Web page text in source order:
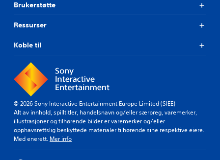
Brukerstøtte
Ressurser
Koble til
© 2026 Sony Interactive Entertainment Europe Limited (SIEE)
Alt av innhold, spilltitler, handelsnavn og/eller særpreg, varemerker,
illustrasjoner og tilhørende bilder er varemerker og/eller
opphavsrettslig beskyttede materialer tilhørende sine respektive eiere.
Med enerett. Mer info